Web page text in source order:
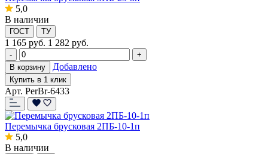
5,0
В наличии
ГОСТ ТУ
1 165 руб. 1 282 руб.
-
+
В корзину
Добавлено
Купить в 1 клик
Арт. PerBr-6433
Перемычка брусковая 2ПБ-10-1п
5,0
В наличии